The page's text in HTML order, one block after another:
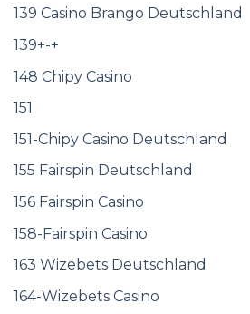
139 Casino Brango Deutschland
139+-+
148 Chipy Casino
151
151-Chipy Casino Deutschland
155 Fairspin Deutschland
156 Fairspin Casino
158-Fairspin Casino
163 Wizebets Deutschland
164-Wizebets Casino